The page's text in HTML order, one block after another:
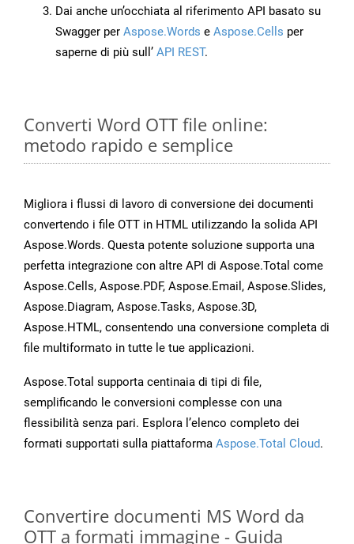
Dai anche un’occhiata al riferimento API basato su
Swagger per Aspose.Words e Aspose.Cells per
saperne di più sull’ API REST.
Converti Word OTT file online:
metodo rapido e semplice
Migliora i flussi di lavoro di conversione dei documenti
convertendo i file OTT in HTML utilizzando la solida API
Aspose.Words. Questa potente soluzione supporta una
perfetta integrazione con altre API di Aspose.Total come
Aspose.Cells, Aspose.PDF, Aspose.Email, Aspose.Slides,
Aspose.Diagram, Aspose.Tasks, Aspose.3D,
Aspose.HTML, consentendo una conversione completa di
file multiformato in tutte le tue applicazioni.
Aspose.Total supporta centinaia di tipi di file,
semplificando le conversioni complesse con una
flessibilità senza pari. Esplora l’elenco completo dei
formati supportati sulla piattaforma Aspose.Total Cloud.
Convertire documenti MS Word da
OTT a formati immagine - Guida